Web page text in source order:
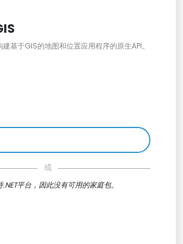
基于GIS的地图和位置应用程序的原生API。
或
平台，因此没有可用的家庭包。